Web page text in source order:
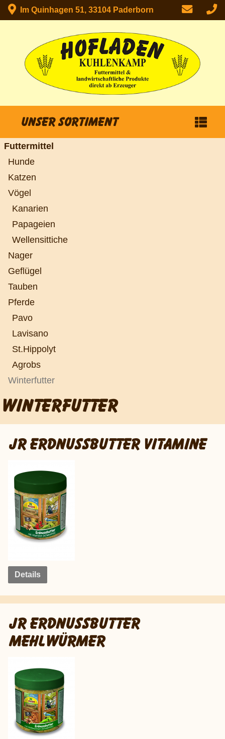
Im Quinhagen 51, 33104 Paderborn
Unser Sortiment
Futtermittel
Hunde
Katzen
Vögel
Kanarien
Papageien
Wellensittiche
Nager
Geflügel
Tauben
Pferde
Pavo
Lavisano
St.Hippolyt
Agrobs
Winterfutter
WINTERFUTTER
JR ERDNUSSBUTTER VITAMINE
Details
JR ERDNUSSBUTTER
MEHLWÜRMER